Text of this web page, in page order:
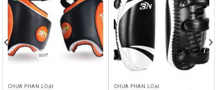
CHƯA PHÂN LOẠI CHƯA PHÂN LOẠI